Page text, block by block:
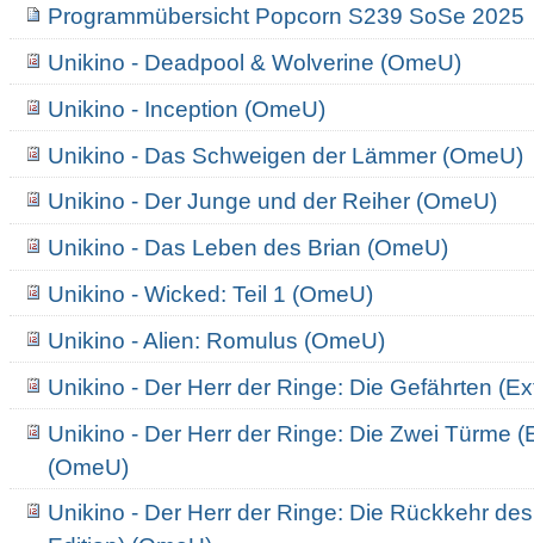
Programmübersicht Popcorn S239 SoSe 2025
Unikino - Deadpool & Wolverine (OmeU)
Unikino - Inception (OmeU)
Unikino - Das Schweigen der Lämmer (OmeU)
Unikino - Der Junge und der Reiher (OmeU)
Unikino - Das Leben des Brian (OmeU)
Unikino - Wicked: Teil 1 (OmeU)
Unikino - Alien: Romulus (OmeU)
Unikino - Der Herr der Ringe: Die Gefährten
Unikino - Der Herr der Ringe: Die Zwei Türme
(OmeU)
Unikino - Der Herr der Ringe: Die Rückkehr